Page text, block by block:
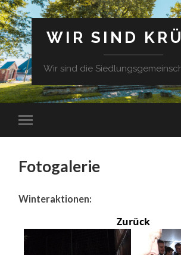
WIR SIND
Wir sind die
Fotogalerie
Winteraktionen:
Zurück